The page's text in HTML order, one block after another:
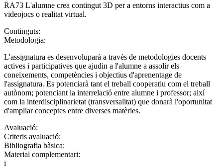
RA73 L'alumne crea contingut 3D per a entorns interactius com a
videojocs o realitat virtual.
Continguts:
Metodologia:
L'assignatura es desenvoluparà a través de metodologies docents
actives i participatives que ajudin a l'alumne a assolir els
coneixements, competències i objectius d'aprenentage de
l'assignatura. Es potenciarà tant el treball cooperatiu com el treball
autònom; potenciant la interrelació entre alumne i professor; així
com la interdisciplinarietat (transversalitat) que donarà l'oportunitat
d'ampliar conceptes entre diverses matèries.
Avaluació:
Criteris avaluació:
Bibliografia bàsica:
Material complementari:
i